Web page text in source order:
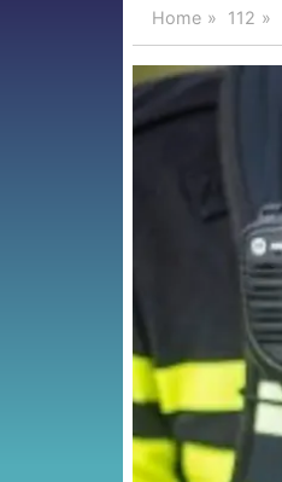
Home 112